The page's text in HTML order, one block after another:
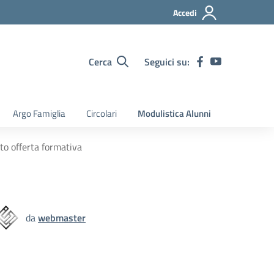
Accedi
Cerca Seguici su:
Argo Famiglia Circolari Modulistica Alunni
offerta formativa
dawebmaster